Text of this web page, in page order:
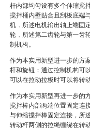
杆内部均匀设有多个伸缩搅
搅拌桶内壁贴合且刮板底端
机，所述电机输出轴上端固
轮，所述第二齿轮与第一齿
制机构。
作为本实用新型进一步的方
杆和旋钮；通过控制机构可
可以在拉动拉板时可以将转
作为本实用新型再进一步的
搅拌棒内部两端位置固定连
与伸缩搅拌棒固定连接，所
转动杆两侧的拉绳缠绕在转